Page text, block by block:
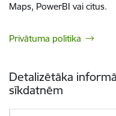
Maps, PowerBI vai citus.
Privātuma politika
Detalizētāka
sīkdatnēm